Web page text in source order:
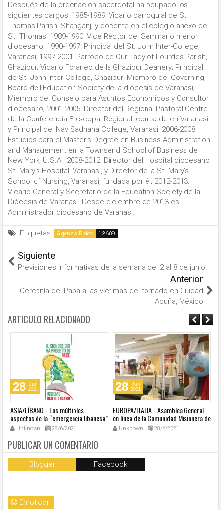
Después de la ordenación sacerdotal ha ocupado los
siguientes cargos: 1985-1989: Vicario parroquial de St.
Thomas Parish, Shahganj, y docente en el colegio anexo de
St. Thomas; 1989-1990: Vice Rector del Seminario menor
diocesano; 1990-1997: Principal del St. John Inter-College,
Varanasi; 1997-2001: Parroco de Our Lady of Lourdes Parish,
Ghazipur; Vicario Foraneo de la Ghazipur Deanery; Principal
de St. John Inter-College, Ghazipur; Miembro del Governing
Board dell’Education Society de la diócesis de Varanasi;
Miembro del Consejo para Asuntos Económicos y Consultor
diocesano; 2001-2005: Director del Regional Pastoral Centre
de la Conferencia Episcopal Regional, con sede en Varanasi,
y Principal del Nav Sadhana College, Varanasi; 2006-2008:
Estudios para el Master’s Degree en Business Administration
and Management en la Townsend School of Business de
New York, U.S.A.; 2008-2012: Director del Hospital diocesano
St. Mary’s Hospital, Varanasi, y Director de la St. Mary’s
School of Nursing, Varanasi, fundada por él; 2012-2013:
Vicario General y Secretario de la Education Society de la
Diócesis de Varanasi. Desde diciembre de 2013 es
Administrador diocesano de Varanasi.
Etiquetas: Agenzia Fides
Siguiente
Previsiones informativas de la semana del 2 al 8 de junio
Anterior
Cercanía del Papa a las víctimas del tornado en Ciudad
Acuña, México
ARTICULO RELACIONADO
28 Jun
2021
ASIA/LÍBANO - Los múltiples
aspectos de la “emergencia libanesa”
al centro de la cumbre eclesial
convocada por el Papa Francisco
Unknown 28/6/2021
28 Jun
2021
EUROPA/ITALIA - Asamblea General
en línea de la Comunidad Misionera de
Villaregia
Unknown 28/6/2021
PUBLICAR UN COMENTARIO
Blogger Facebook
Emoticon